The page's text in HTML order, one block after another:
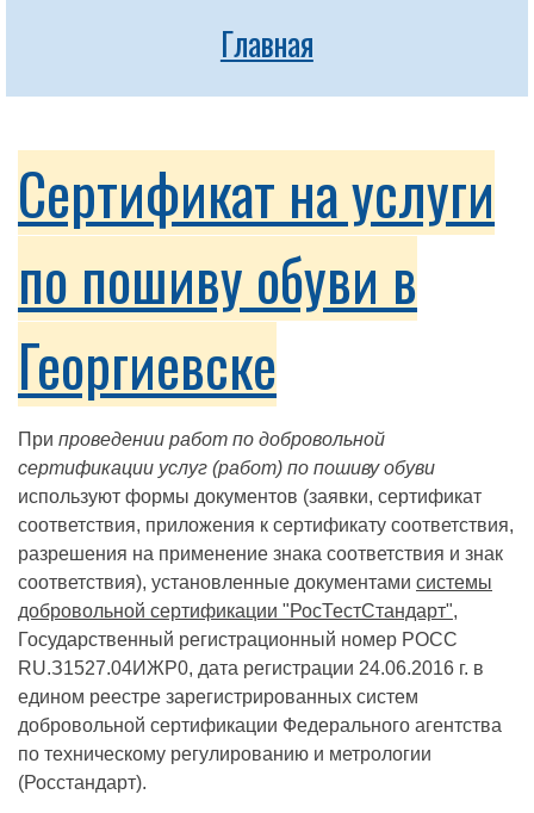
Главная
Сертификат на услуги
по пошиву обуви в
Георгиевске
При проведении работ по добровольной
сертификации услуг (работ) по пошиву обуви
используют формы документов (заявки, сертификат
соответствия, приложения к сертификату соответствия,
разрешения на применение знака соответствия и знак
соответствия), установленные документами системы
добровольной сертификации "РосТестСтандарт",
Государственный регистрационный номер РОСС
RU.З1527.04ИЖР0, дата регистрации 24.06.2016 г. в
едином реестре зарегистрированных систем
добровольной сертификации Федерального агентства
по техническому регулированию и метрологии
(Росстандарт).